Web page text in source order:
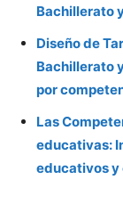
Bachillerato
Diseño de
Bachillerato
por
Las
educativas:
educativos y